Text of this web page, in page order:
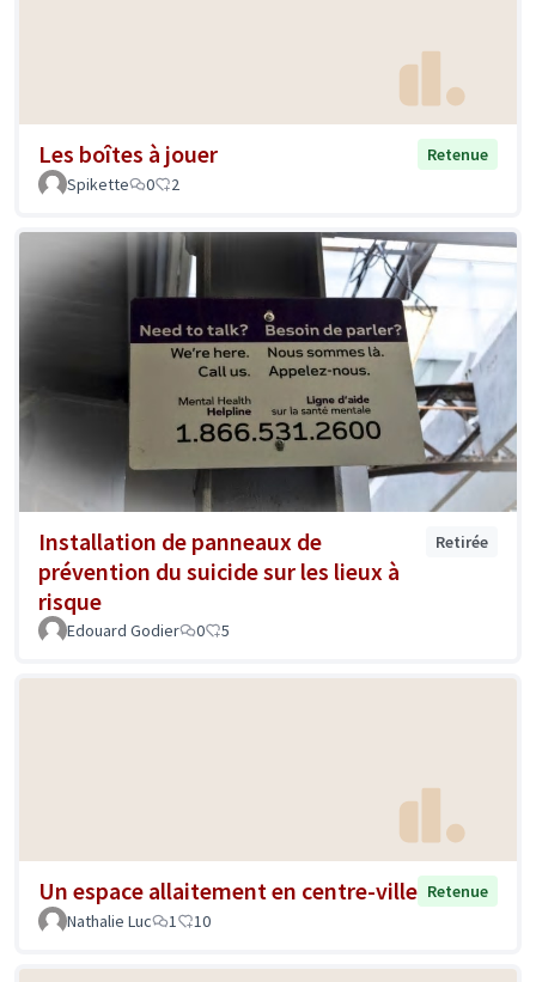
Les boîtes à jouer
Retenue
Spikette
0 2
Installation de panneaux de
prévention du suicide sur les lieux à
risque
Retirée
Edouard Godier 0 5
Un espace allaitement en centre-ville Retenue
Nathalie Luc
1 10